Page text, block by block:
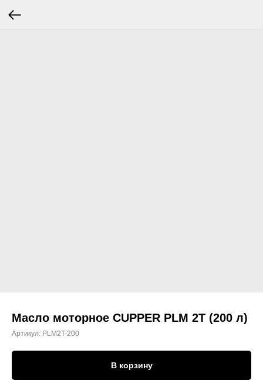
Масло моторное CUPPER PLM 2T (200 л)
Артикул: PLM2T-200
В корзину